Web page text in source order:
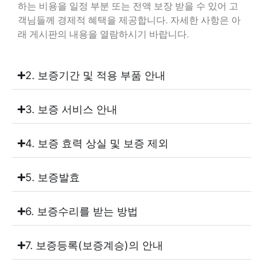
하는 비용을 일정 부분 또는 전액 보장 받을 수 있어 고
객님들께 경제적 혜택을 제공합니다. 자세한 사항은 아
래 게시판의 내용을 열람하시기 바랍니다.
2. 보증기간 및 적용 부품 안내
3. 보증 서비스 안내
4. 보증 효력 상실 및 보증 제외
5. 보증발효
6. 보증수리를 받는 방법
7. 보증등록(보증계승)의 안내